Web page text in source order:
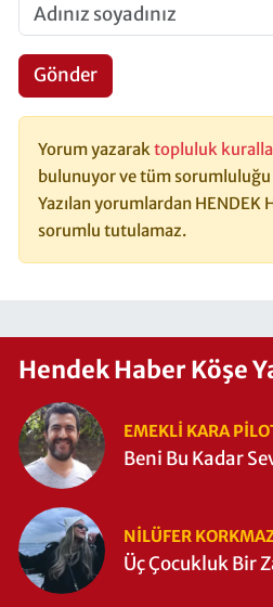
Gönder
Yorum yazarak topluluk
bulunuyor ve tüm
Yazılan yorumlardan HENDEK
sorumlu tutulamaz.
Hendek Haber Köşe
EMEKLI KARA
Beni Bu Kadar
NILÜFER
Üç Çocukluk Bir